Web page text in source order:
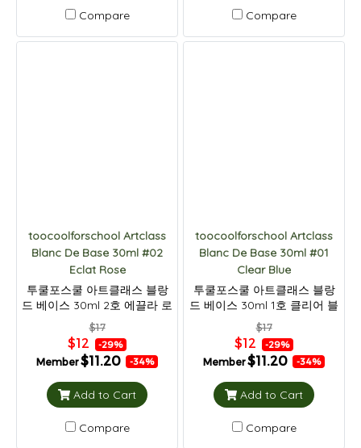
Compare Compare
toocoolforschool Artclass
Blanc De Base 30ml #02
Eclat Rose
투쿨포스쿨 아트클래스 블랑
드 베이스 30ml 2호 에끌라 로
즈
$17
$12 -29%
Member$11.20 -34%
Add to Cart
Compare
toocoolforschool Artclass
Blanc De Base 30ml #01
Clear Blue
투쿨포스쿨 아트클래스 블랑
드 베이스 30ml 1호 클리어 블
루
$17
$12 -29%
Member$11.20 -34%
Add to Cart
Compare